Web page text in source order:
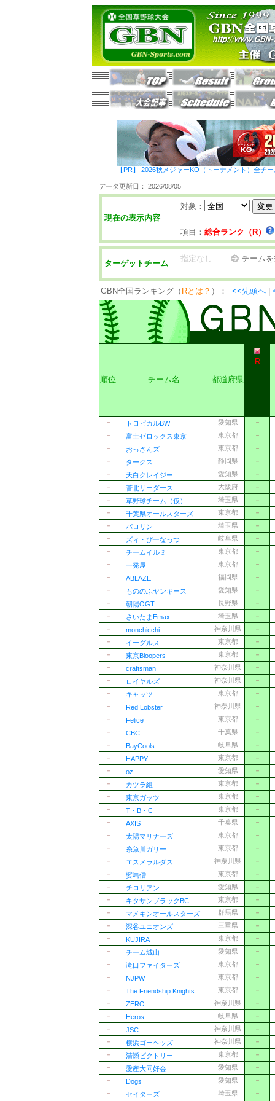
【PR】 2026秋メジャーKO（トーナメント）全チ
データ更新日： 2026/08/05
現在の表示内容
対象：
項目： 総合ランク（R）
ターゲットチーム
指定なし チーム
GBN全国ランキング（ Rとは？ ）： <<先頭へ
順位 チーム名 都道府県
R
－ トロピカルBW 愛知県
－
－
富士ゼロックス東京 東京都
－
－
おっさんズ 東京都
－
－
タークス 静岡県
－
－
天白クレイジー 愛知県
－
－
菅北リーダース 大阪府
－
－
草野球チーム（仮） 埼玉県
－
－
千葉県オールスターズ 東京都
－
－
パロリン 埼玉県
－
－
ズィ・ぴーなっつ 岐阜県
－
－
チームイルミ 東京都
－
－
一発屋 東京都
－
－
ABLAZE 福岡県
－
－
もののふヤンキース 愛知県
－
－
朝陽OGT 長野県
－
－
さいたまEmax 埼玉県
－
－
monchicchi 神奈川県
－
－
イーグルス 東京都
－
－
東京Bloopers 東京都
－
－
craftsman 神奈川県
－
－
ロイヤルズ 神奈川県
－
－
キャッツ 東京都
－
－
Red Lobster 神奈川県
－
－
Felice 東京都
－
－
CBC 千葉県
－
－
BayCools 岐阜県
－
－
HAPPY 東京都
－
－
oz 愛知県
－
－
カツラ組 東京都
－
－
東京ガッツ 東京都
－
－
T・B・C 東京都
－
－
AXIS 千葉県
－
－
太陽マリナーズ 東京都
－
－
糸魚川ガリー 東京都
－
－
エスメラルダス 神奈川県
－
－
娑馬僧 東京都
－
－
チロリアン 愛知県
－
－
キタサンブラックBC 東京都
－
－
マメキンオールスターズ 群馬県
－
－
深谷ユニオンズ 三重県
－
－
KUJIRA 東京都
－
－
チーム城山 愛知県
－
－
滝口ファイターズ 東京都
－
－
NJPW 東京都
－
－
The Friendship Knights 東京都
－
－
ZERO 神奈川県
－
－
Heros 岐阜県
－
－
JSC 神奈川県
－
－
横浜ゴーヘッズ 神奈川県
－
－
清瀬ビクトリー 東京都
－
－
愛産大同好会 愛知県
－
－
Dogs 愛知県
－
－
セイターズ 埼玉県 －